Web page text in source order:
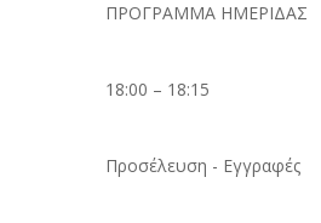
ΠΡΟΓΡΑΜΜΑ ΗΜΕΡΙΔΑΣ
18:00 – 18:15
Προσέλευση - Εγγραφές